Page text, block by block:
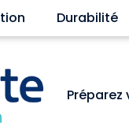
Durabilité